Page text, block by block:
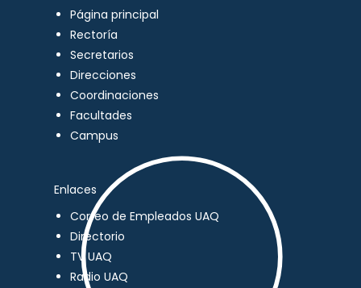
Página principal
Rectoría
Secretarios
Direcciones
Coordinaciones
Facultades
Campus
Enlaces
Correo de Empleados UAQ
Directorio
TV UAQ
Radio UAQ